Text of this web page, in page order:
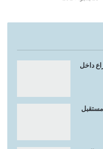
داخل
مستقبل